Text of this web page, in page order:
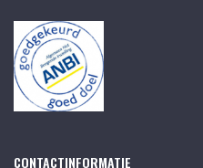
CONTACTINFORMATIE